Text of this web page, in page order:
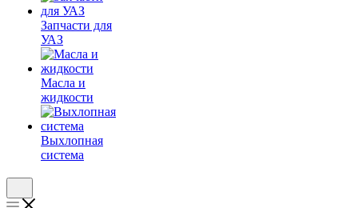
Запчасти для
УАЗ
Масла и
жидкости
Выхлопная
система